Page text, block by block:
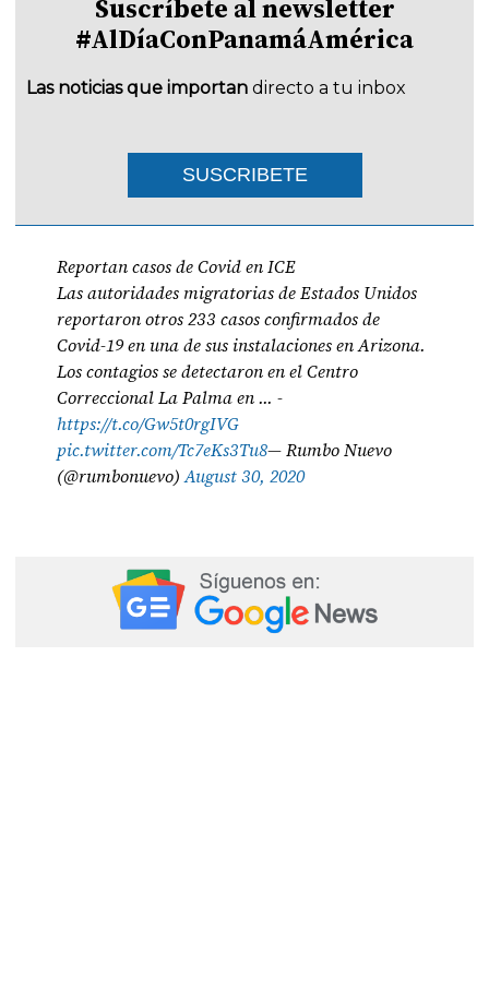
Suscríbete al newsletter
#AlDíaConPanamáAmérica
Las noticias que importan directo a tu inbox
SUSCRIBETE
Reportan casos de Covid en ICE
Las autoridades migratorias de Estados Unidos
reportaron otros 233 casos confirmados de
Covid-19 en una de sus instalaciones en Arizona.
Los contagios se detectaron en el Centro
Correccional La Palma en ... -
https://t.co/Gw5t0rgIVG
pic.twitter.com/Tc7eKs3Tu8— Rumbo Nuevo
(@rumbonuevo)August 30, 2020